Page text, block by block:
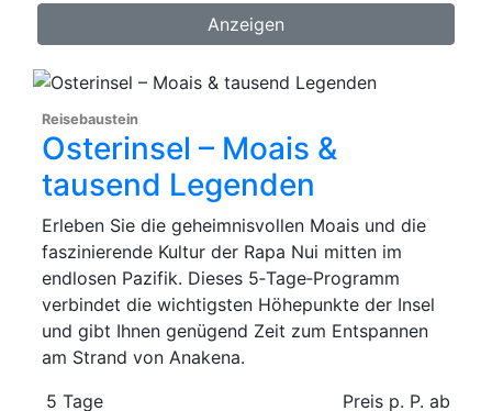
Anzeigen
Reisebaustein
Osterinsel – Moais &
tausend Legenden
Erleben Sie die geheimnisvollen Moais und die
faszinierende Kultur der Rapa Nui mitten im
endlosen Pazifik. Dieses 5‑Tage‑Programm
verbindet die wichtigsten Höhepunkte der Insel
und gibt Ihnen genügend Zeit zum Entspannen
am Strand von Anakena.
5 Tage
Preis p. P. ab